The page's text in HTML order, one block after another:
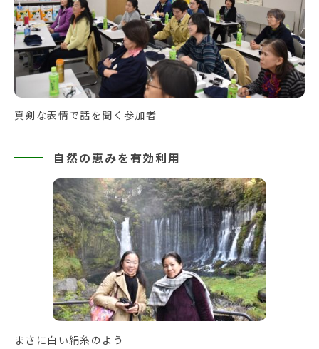
真剣な表情で話を聞く参加者
自然の恵みを有効利用
まさに白い絹糸のよう